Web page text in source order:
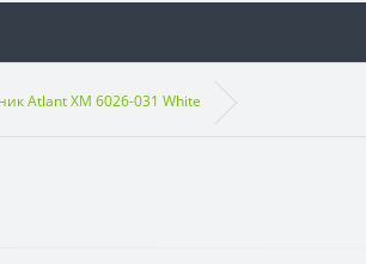
Atlant ХМ 6026-031 White